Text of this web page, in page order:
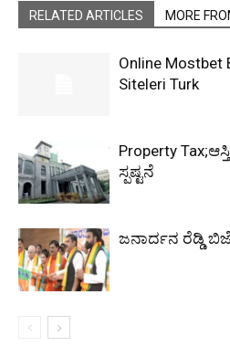
RELATED ARTICLES MORE
Online Mostbet
Siteleri Turk
Property
ಸ್ಪಷ್ಟನೆ
ಜನಾರ್ದನ ರೆಡ್ಡಿ